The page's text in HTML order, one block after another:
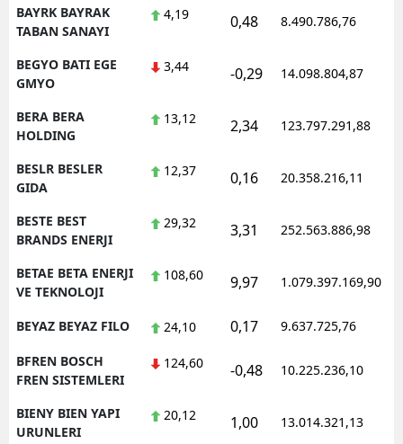
BAYRK BAYRAK
TABAN SANAYI
4,19 0,48 8.490.786,76
BEGYO BATI EGE
GMYO
3,44 -0,29 14.098.804,87
BERA BERA
HOLDING
13,12 2,34 123.797.291,88
BESLR BESLER
GIDA
12,37 0,16 20.358.216,11
BESTE BEST
BRANDS ENERJI
29,32 3,31 252.563.886,98
BETAE BETA ENERJI
VE TEKNOLOJI
108,60 9,97 1.079.397.169,90
BEYAZ BEYAZ FILO 24,10 0,17 9.637.725,76
BFREN BOSCH
FREN SISTEMLERI
124,60 -0,48 10.225.236,10
BIENY BIEN YAPI
URUNLERI
20,12 1,00 13.014.321,13